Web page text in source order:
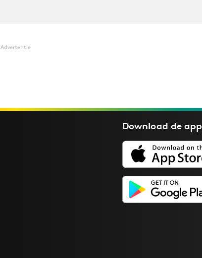
Advertentie
Download deapp